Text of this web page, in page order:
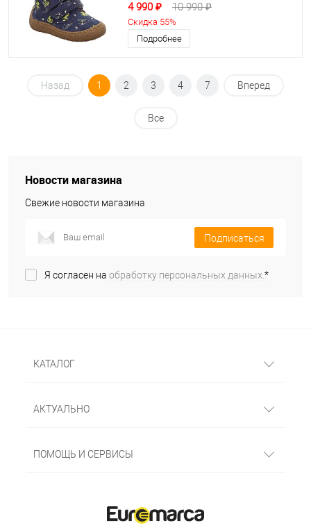
4 990 ₽ 10 990 ₽
Скидка 55%
Подробнее
Назад 1 2 3 4 7 Вперед
Все
Новости магазина
Свежие новости магазина
Подписаться
Я согласен на обработку персональных данных.*
КАТАЛОГ
АКТУАЛЬНО
ПОМОЩЬ И СЕРВИСЫ